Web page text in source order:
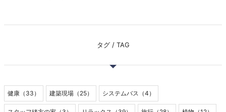
タグ / TAG
健康（33） 建築現場（25） システムバス（4）